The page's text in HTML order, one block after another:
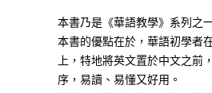
本書乃是《華語教學》系列之
本書的優點在於，華語初學者
上，特地將英文置於中文之
序，易讀、易懂又好用。